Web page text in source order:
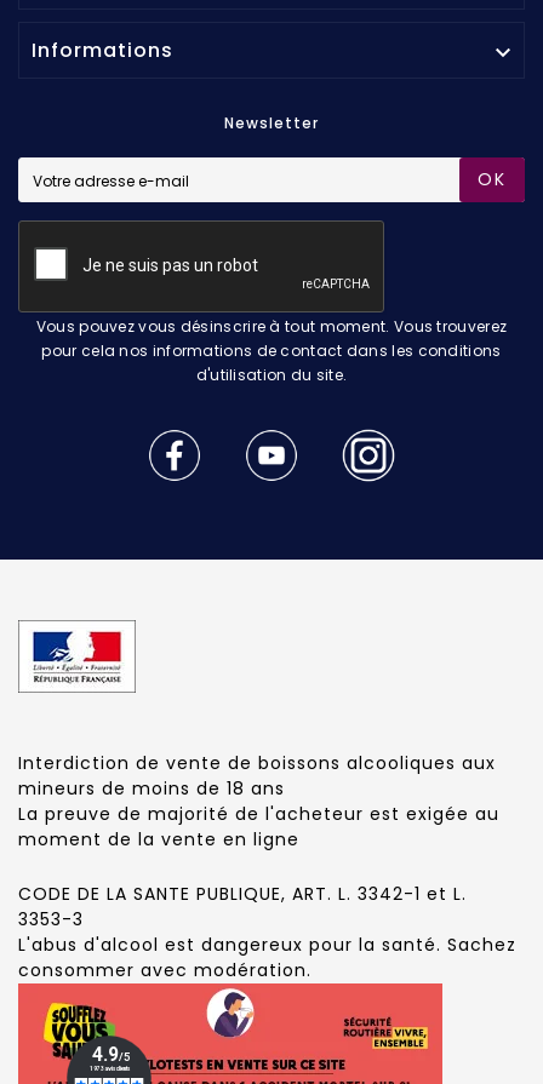
Informations 
Newsletter
OK
Vous pouvez vous désinscrire à tout moment. Vous trouverez
pour cela nos informations de contact dans les conditions
d'utilisation du site.
Interdiction de vente de boissons alcooliques aux
mineurs de moins de 18 ans
La preuve de majorité de l'acheteur est exigée au
moment de la vente en ligne
CODE DE LA SANTE PUBLIQUE, ART. L. 3342-1 et L.
3353-3
L'abus d'alcool est dangereux pour la santé. Sachez
consommer avec modération.